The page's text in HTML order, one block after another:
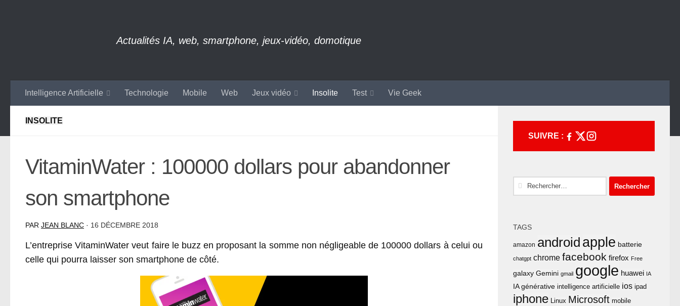
Actualités IA, web, smartphone, jeux-vidéo, domotique
Intelligence Artificielle Technologie Mobile Web Jeux vidéo Insolite Test Vie Geek
INSOLITE
VitaminWater : 100000 dollars pour abandonner
son smartphone
PAR JEAN BLANC · 16 DÉCEMBRE 2018
L’entreprise VitaminWater veut faire le buzz en proposant la somme non négligeable de 100000 dollars à celui ou
celle qui pourra laisser son smartphone de côté.
SUIVRE :
Rechercher :
TAGS
amazon android apple batterie
chatgpt chrome facebook firefox Free
galaxy Gemini gmail google huawei IA
IA générative intelligence artificielle ios ipad
iphone Linux Microsoft mobile